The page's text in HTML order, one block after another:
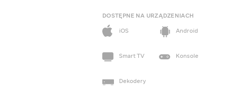
DOSTĘPNE NA URZĄDZENIACH
iOS
Android
Smart TV Konsole
Dekodery